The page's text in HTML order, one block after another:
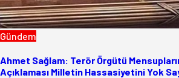
Gündem
Ahmet Sağlam: Terör Örgütü
Açıklaması Milletin Hassasiyetini Yok